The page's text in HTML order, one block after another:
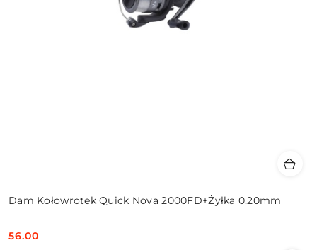
Dam Kołowrotek Quick Nova 2000FD+Żyłka 0,20mm
Cena:
56.00